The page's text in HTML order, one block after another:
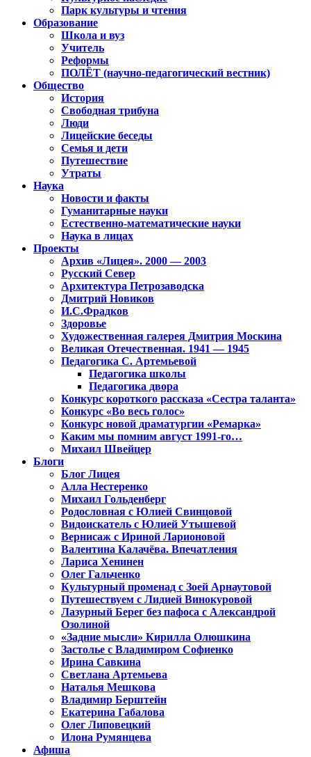
Парк культуры и чтения
Образование
Школа и вуз
Учитель
Реформы
ПОЛЁТ (научно-педагогический вестник)
Общество
История
Свободная трибуна
Люди
Лицейские беседы
Семья и дети
Путешествие
Утраты
Наука
Новости и факты
Гуманитарные науки
Естественно-математические науки
Наука в лицах
Проекты
Архив «Лицея». 2000 — 2003
Русский Север
Архитектура Петрозаводска
Дмитрий Новиков
И.С.Фрадков
Здоровье
Художественная галерея Дмитрия Москина
Великая Отечественная. 1941 — 1945
Педагогика С. Артемьевой
Педагогика школы
Педагогика двора
Конкурс короткого рассказа «Сестра таланта»
Конкурс «Во весь голос»
Конкурс новой драматургии «Ремарка»
Каким мы помним август 1991-го…
Михаил Швейцер
Блоги
Блог Лицея
Алла Нестеренко
Михаил Гольденберг
Родословная с Юлией Свинцовой
Видоискатель с Юлией Утышевой
Вернисаж с Ириной Ларионовой
Валентина Калачёва. Впечатления
Лариса Хенинен
Олег Гальченко
Культурный променад с Зоей Арнаутовой
Путешествуем с Лидией Винокуровой
Лазурный Берег без пафоса с Александрой
Озолиной
«Задние мысли» Кирилла Олюшкина
Застолье с Владимиром Софиенко
Ирина Савкина
Светлана Артемьева
Наталья Мешкова
Владимир Берштейн
Екатерина Габалова
Олег Липовецкий
Илона Румянцева
Афиша